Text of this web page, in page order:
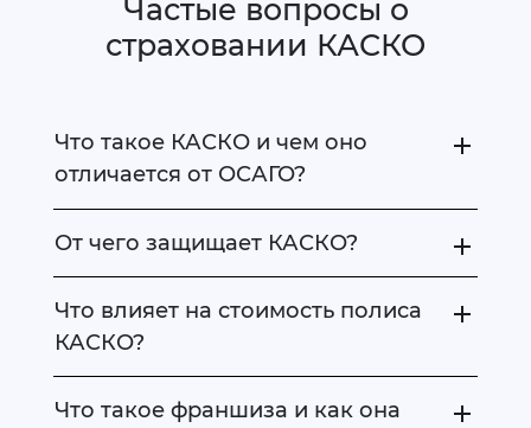
Частые вопросы о
страховании КАСКО
Что такое КАСКО и чем оно
отличается от ОСАГО?
От чего защищает КАСКО?
Что влияет на стоимость полиса
КАСКО?
Что такое франшиза и как она